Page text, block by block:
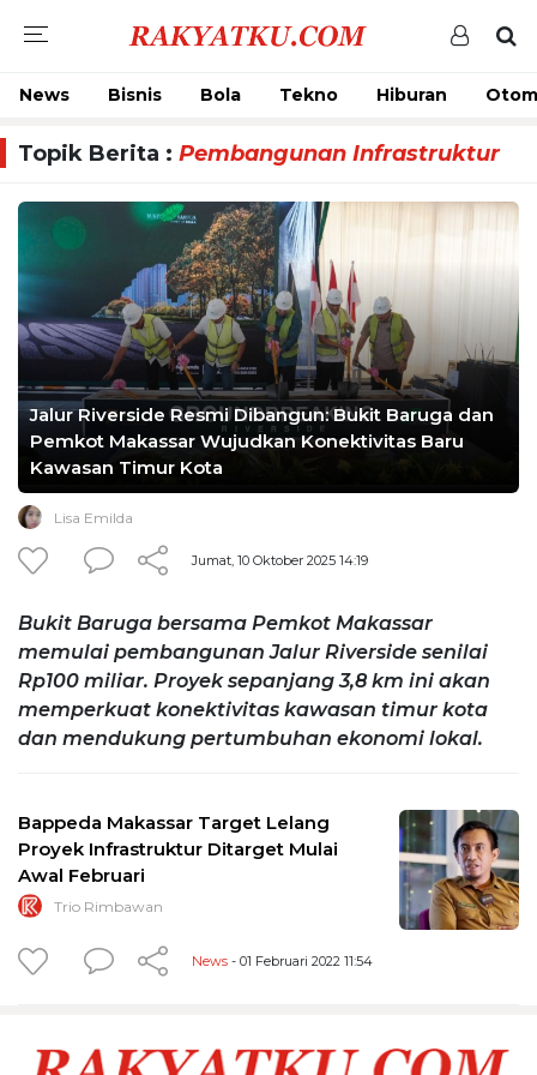
News Bisnis Bola Tekno Hiburan
Topik Berita : Pembangunan Infrastruktur
Jalur Riverside Resmi Dibangun: Bukit Baruga dan
Pemkot Makassar Wujudkan Konektivitas Baru
Kawasan Timur Kota
Lisa Emilda
Jumat, 10 Oktober 2025 14:19
Bukit Baruga bersama Pemkot Makassar
memulai pembangunan Jalur Riverside senilai
Rp100 miliar. Proyek sepanjang 3,8 km ini akan
memperkuat konektivitas kawasan timur kota
dan mendukung pertumbuhan ekonomi lokal.
Bappeda Makassar Target Lelang
Proyek Infrastruktur Ditarget Mulai
Awal Februari
Trio Rimbawan
News - 01 Februari 2022 11:54